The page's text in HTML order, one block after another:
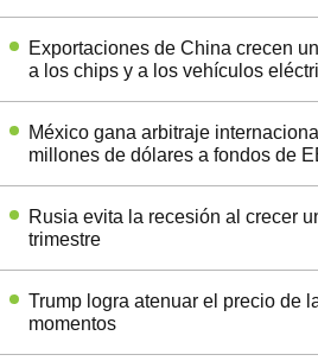
Exportaciones de China crecen
a los chips y a los vehículos
México gana arbitraje
millones de dólares a fondos de
Rusia evita la recesión al crecer
trimestre
Trump logra atenuar el precio de
momentos